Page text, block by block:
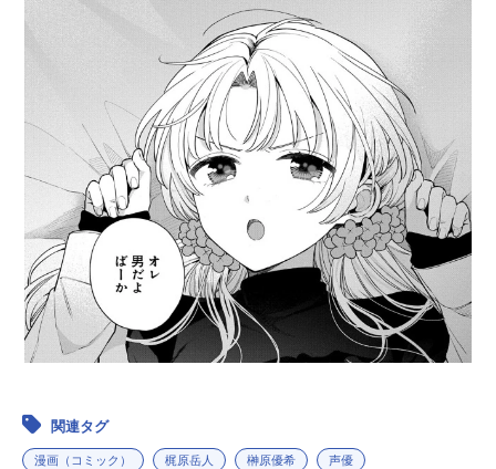
関連タグ
漫画（コミック） 梶原岳人 榊原優希 声優